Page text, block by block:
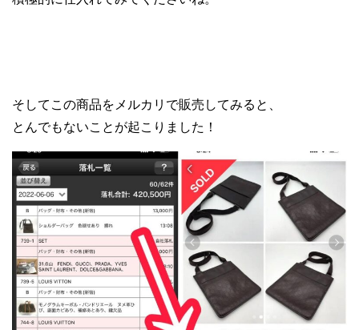
そしてこの商品をメルカリで販売してみると、
とんでもないことが起こりました！